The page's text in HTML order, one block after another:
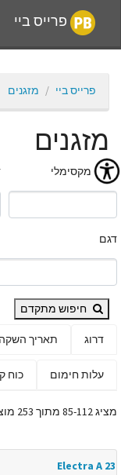
פרייס ביי
פרייס ביי מזגנים
מזגנים
מחיר מקסימלי
דגם
חיפוש מתקדם
דרוג תאריך השקה
עלות חימום כוח
מציג 85-112 מתוך 253 מוצרים.
Electra A 23